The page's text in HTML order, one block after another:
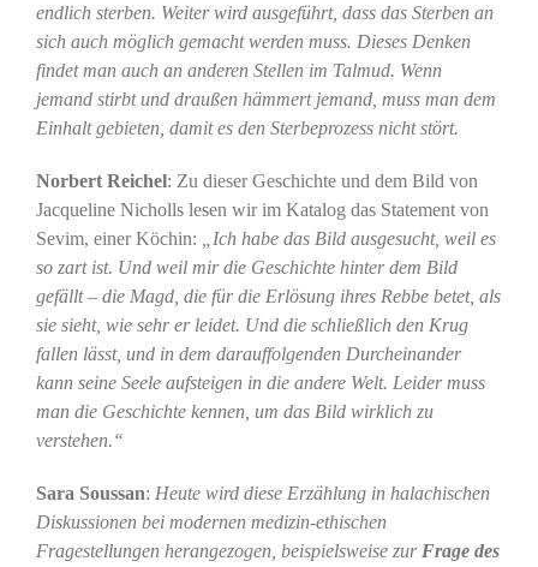
endlich sterben. Weiter wird ausgeführt, dass das Sterben an
sich auch möglich gemacht werden muss. Dieses Denken
findet man auch an anderen Stellen im Talmud. Wenn
jemand stirbt und draußen hämmert jemand, muss man dem
Einhalt gebieten, damit es den Sterbeprozess nicht stört.
Norbert Reichel: Zu dieser Geschichte und dem Bild von
Jacqueline Nicholls lesen wir im Katalog das Statement von
Sevim, einer Köchin:
„Ich habe das Bild ausgesucht, weil es
so zart ist. Und weil mir die Geschichte hinter dem Bild
gefällt – die Magd, die für die Erlösung ihres Rebbe betet, als
sie sieht, wie sehr er leidet. Und die schließlich den Krug
fallen lässt, und in dem darauffolgenden Durcheinander
kann seine Seele aufsteigen in die andere Welt. Leider muss
man die Geschichte kennen, um das Bild wirklich zu
verstehen.“
Sara Soussan: Heute wird diese Erzählung in halachischen
Diskussionen bei modernen medizin-ethischen
Fragestellungen herangezogen, beispielsweise zur Frage des